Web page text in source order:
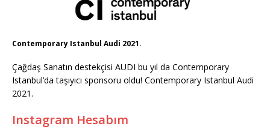
Contemporary Istanbul Audi 2021.
Çağdaş Sanatın destekçisi AUDI bu yıl da Contemporary
Istanbul’da taşıyıcı sponsoru oldu! Contemporary Istanbul Audi
2021.
Instagram Hesabım